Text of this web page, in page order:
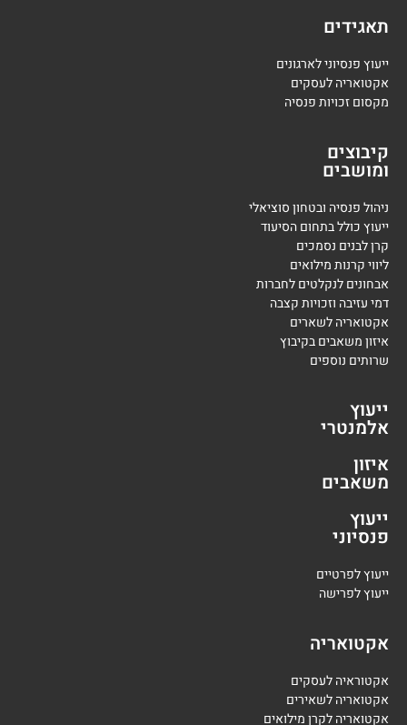
תאגידים
ייעוץ פנסיוני לארגונים
אקטואריה לעסקים
מקסום זכויות פנסיה
קיבוצים
ומושבים
ניהול פנסיה ובטחון סוציאלי
ייעוץ כולל בתחום הסיעוד
קרן לבנים נסמכים
ליווי קרנות מילואים
אבחונים לנקלטים לחברות
דמי עזיבה וזכויות קצבה
אקטואריה לשארים
איזון משאבים בקיבוץ
שרותים נוספים
ייעוץ
אלמנטרי
איזון
משאבים
ייעוץ
פנסיוני
ייעוץ לפרטיים
ייעוץ לפרישה
אקטואריה
אקטוראיה לעסקים
אקטואריה לשאירים
אקטואריה לקרן מילואים